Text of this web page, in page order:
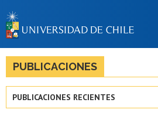
BIBLIOTECAS
LA
Estudiantes
PUBLICACIONES
PUBLICACIONES RECIENTES